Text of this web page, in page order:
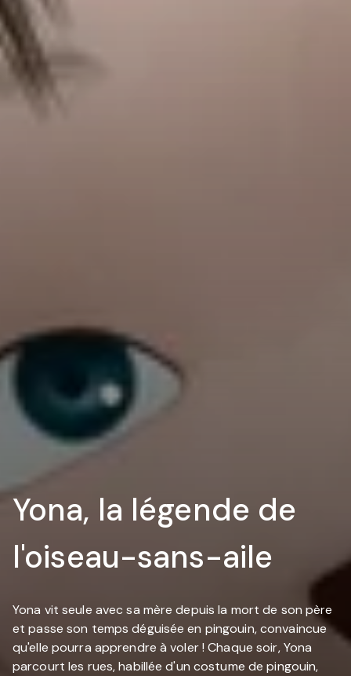
Yona, la légende de
l'oiseau-sans-aile
Yona vit seule avec sa mère depuis la mort de son père
et passe son temps déguisée en pingouin, convaincue
qu'elle pourra apprendre à voler ! Chaque soir, Yona
parcourt les rues, habillée d'un costume de pingouin,